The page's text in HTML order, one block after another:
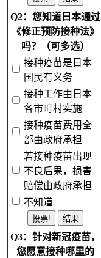
Q2：您知道日本通过
《修正预防接种法》
吗？（可多选）
接种疫苗是日本
国民有义务
接种工作由日本
各市町村实施
接种疫苗费用全
部由政府承担
若接种疫苗出现
不良后果，损害
赔偿由政府承担
不知道
Q3：针对新冠疫苗，
您愿意接种哪里的